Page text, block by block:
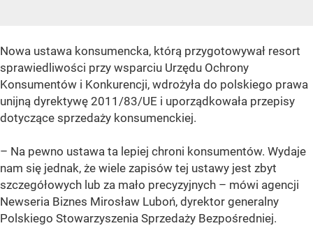
Nowa ustawa konsumencka, którą przygotowywał resort
sprawiedliwości przy wsparciu Urzędu Ochrony
Konsumentów i Konkurencji, wdrożyła do polskiego prawa
unijną dyrektywę 2011/83/UE i uporządkowała przepisy
dotyczące sprzedaży konsumenckiej.
– Na pewno ustawa ta lepiej chroni konsumentów. Wydaje
nam się jednak, że wiele zapisów tej ustawy jest zbyt
szczegółowych lub za mało precyzyjnych – mówi agencji
Newseria Biznes Mirosław Luboń, dyrektor generalny
Polskiego Stowarzyszenia Sprzedaży Bezpośredniej.